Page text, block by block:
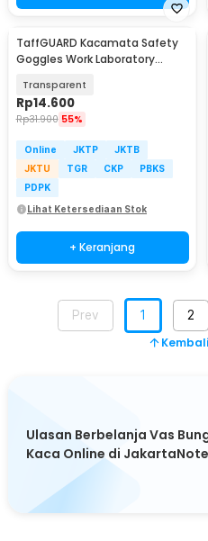
TaffGUARD Kacamata Safety
Goggles Work Laboratory
Transparent
Rp14.600
Rp31.900 55%
Online JKTP
JKTB
JKTU
TGR CKP
PBKS
PDPK
Lihat Ketersediaan Stok
+ Keranjang
Prev 1 2
Ulasan Berbelanja Vas
Kaca Online di